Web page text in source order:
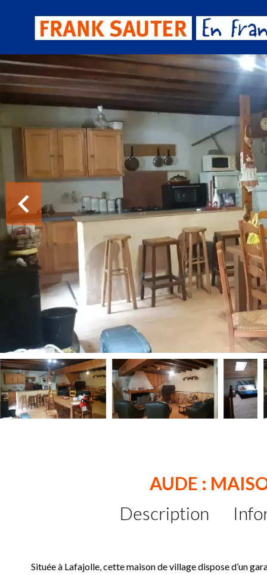
AUDE :
Description
Située à Lafajolle, cette maison de village dispose d’un